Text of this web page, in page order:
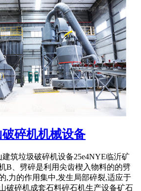
碎机机械设备
筑垃圾破碎机设备25e4NYE临沂矿
B、劈碎是利用尖齿楔入物料的的劈
,力的作用集中,发生局部碎裂,适应于
破碎机成套石料碎石机生产设备矿石